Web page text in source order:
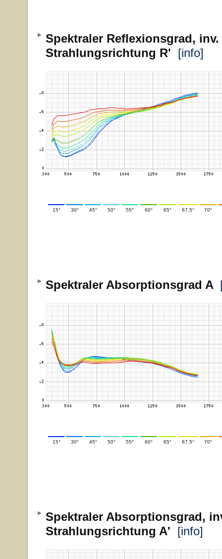
Spektraler Reflexionsgrad, inv.
Strahlungsrichtung R' [info]
15° 30° 45° 50° 55° 60° 65° 67.5° 70°
Spektraler Absorptionsgrad A
15° 30° 45° 50° 55° 60° 65° 67.5° 70°
Spektraler Absorptionsgrad,
Strahlungsrichtung A' [info]